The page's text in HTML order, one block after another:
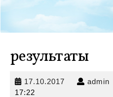
результаты
17.10.2017 17.10.2017
admin
17:22